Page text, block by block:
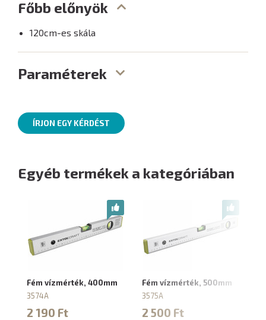
Főbb előnyök
120cm-es skála
Paraméterek
ÍRJON EGY KÉRDÉST
Egyéb termékek a kategóriában
Fém vízmérték, 400mm
3574A
2 190 Ft
Fém vízmérték, 500mm
3575A
2 500 Ft